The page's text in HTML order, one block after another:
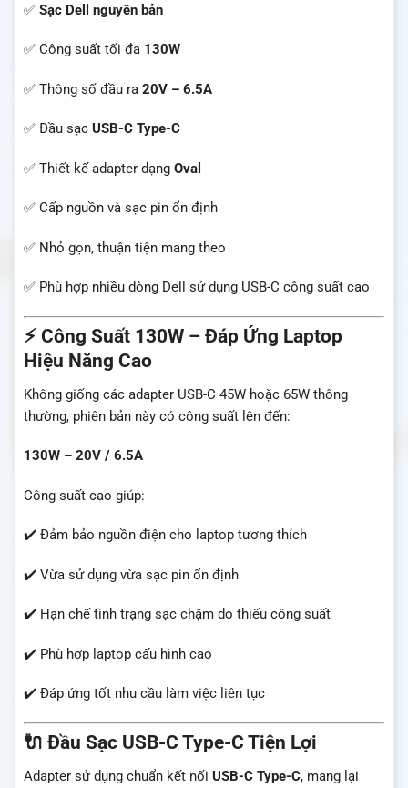
✅ Sạc Dell nguyên bản
✅ Công suất tối đa 130W
✅ Thông số đầu ra 20V – 6.5A
✅ Đầu sạc USB-C Type-C
✅ Thiết kế adapter dạng Oval
✅ Cấp nguồn và sạc pin ổn định
✅ Nhỏ gọn, thuận tiện mang theo
✅ Phù hợp nhiều dòng Dell sử dụng USB-C công suất cao
⚡ Công Suất 130W – Đáp Ứng Laptop
Hiệu Năng Cao
Không giống các adapter USB-C 45W hoặc 65W thông
thường, phiên bản này có công suất lên đến:
130W – 20V / 6.5A
Công suất cao giúp:
✔️ Đảm bảo nguồn điện cho laptop tương thích
✔️ Vừa sử dụng vừa sạc pin ổn định
✔️ Hạn chế tình trạng sạc chậm do thiếu công suất
✔️ Phù hợp laptop cấu hình cao
✔️ Đáp ứng tốt nhu cầu làm việc liên tục
🔌 Đầu Sạc USB-C Type-C Tiện Lợi
Adapter sử dụng chuẩn kết nối USB-C Type-C, mang lại